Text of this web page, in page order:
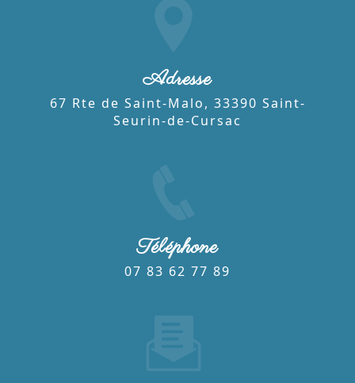
Adresse
67 Rte de Saint-Malo, 33390 Saint-
Seurin-de-Cursac
Téléphone
07 83 62 77 89